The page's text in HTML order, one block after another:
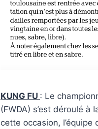
KUNG FU : Le
(FWDA) s’est déroulé à
cette occasion,